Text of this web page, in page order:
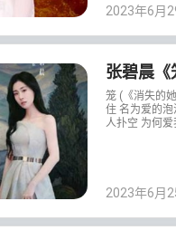
2023年6月
张碧晨
笼 (《消失的
住 名为爱的
人扑空 为何爱
2023年6月